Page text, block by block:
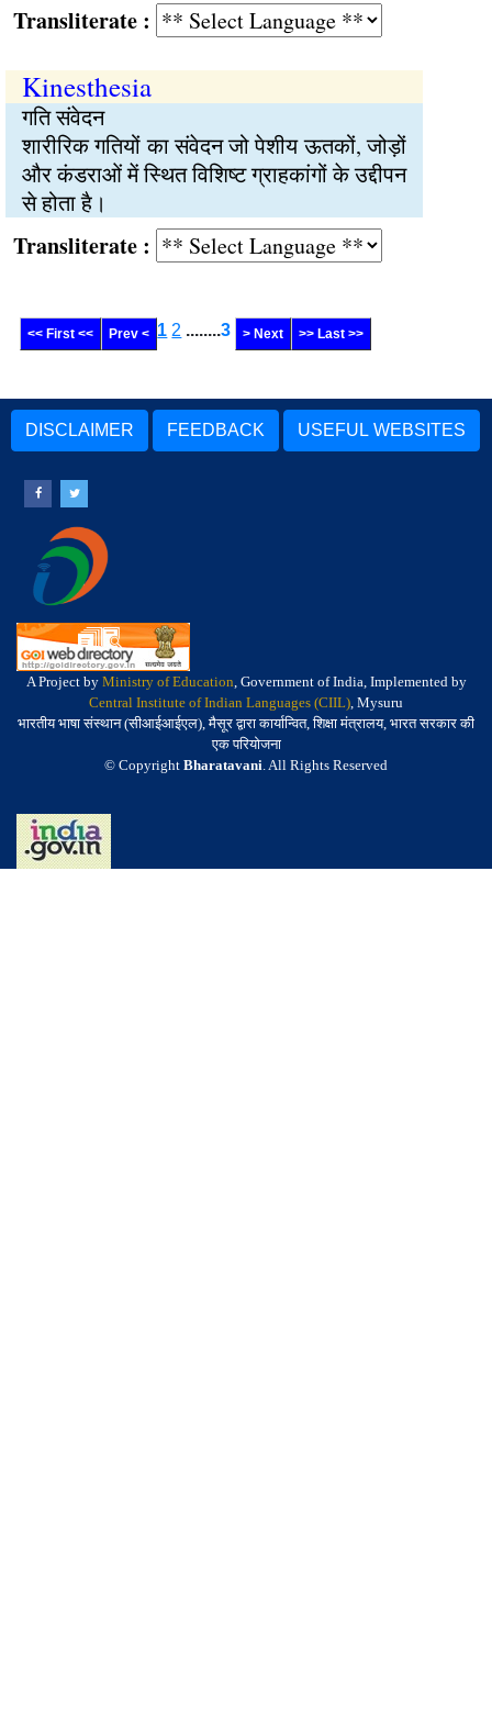
:
Kinesthesia
गति संवेदन
शारीरिक गतियों का संवेदन जो पेशीय ऊतकों, जोड़ों
और कंडराओं में स्थित विशिष्‍ट ग्राहकांगों के उद्दीपन
से होता है।
:
<< First << Prev < 1 2 ........3 > Next >> Last >>
DISCLAIMER FEEDBACK USEFUL WEBSITES
A Project by Ministry of Education, Government of India, Implemented by
Central Institute of Indian Languages (CIIL), Mysuru
भारतीय भाषा संस्थान (सीआईआईएल), मैसूर द्वारा कार्यान्वित, शिक्षा मंत्रालय, भारत सरकार की
एक परियोजना
© Copyright Bharatavani. All Rights Reserved